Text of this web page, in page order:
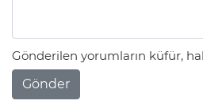
Gönderilen yorumların küfür,
Gönder